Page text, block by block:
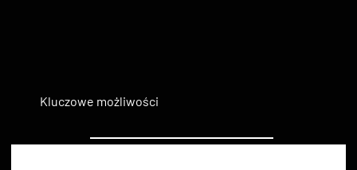
Kluczowe możliwości